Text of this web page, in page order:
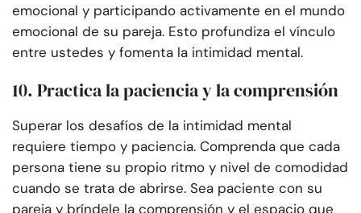
emocional y participando activamente en el mundo
emocional de su pareja. Esto profundiza el vínculo
entre ustedes y fomenta la intimidad mental.
10. Practica la paciencia y la comprensión
Superar los desafíos de la intimidad mental
requiere tiempo y paciencia. Comprenda que cada
persona tiene su propio ritmo y nivel de comodidad
cuando se trata de abrirse. Sea paciente con su
pareja y bríndele la comprensión y el espacio que